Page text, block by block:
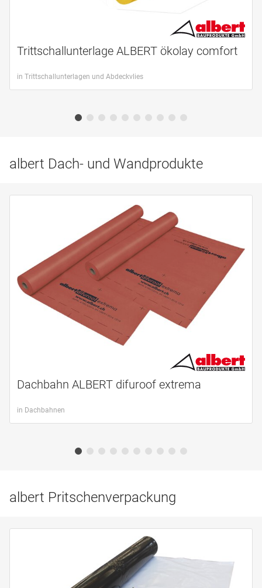
Trittschallunterlage ALBERT ökolay comfort
in Trittschallunterlagen und Abdeckvlies
albert Dach- und Wandprodukte
Dachbahn ALBERT difuroof extrema
in Dachbahnen
albert Pritschenverpackung